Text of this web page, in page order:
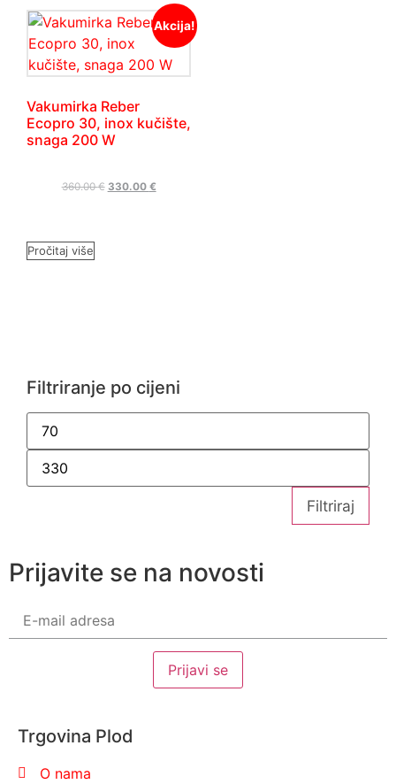
Filtriranje po cijeni
Filtriraj
Akcija!
Vakumirka Reber
Ecopro 30, inox kučište,
snaga 200 W
360.00€ 330.00 €
Pročitaj više
Prijavite se na novosti
Trgovina Plod
O nama